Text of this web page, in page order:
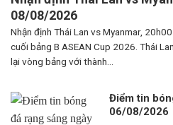
08/08/2026
Nhận định Thái Lan vs Myanmar,
cuối bảng B ASEAN Cup 2026. Thái
lại vòng bảng với thành...
Điểm tin
06/08/2026